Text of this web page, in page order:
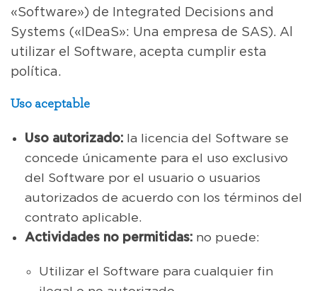
«Software») de Integrated Decisions and
Systems («IDeaS»: Una empresa de SAS). Al
utilizar el Software, acepta cumplir esta
política.
Uso aceptable
Uso autorizado: la licencia del Software se
concede únicamente para el uso exclusivo
del Software por el usuario o usuarios
autorizados de acuerdo con los términos del
contrato aplicable.
Actividades no permitidas: no puede:
Utilizar el Software para cualquier fin